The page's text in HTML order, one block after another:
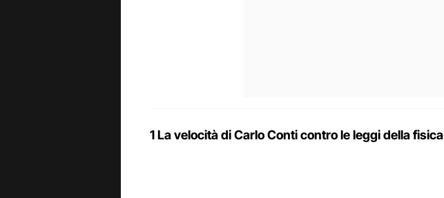
1 La velocità di Carlo Conti contro le leggi della fisica